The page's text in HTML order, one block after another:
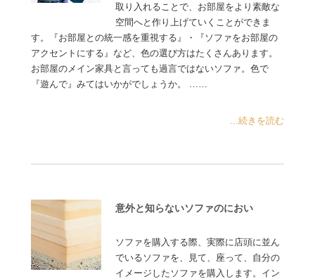
取り入れることで、お部屋をより素敵な
空間へと作り上げていくことができま
す。『お部屋との統一感を重視する』・『ソファをお部屋の
アクセントにする』など、色の選び方はたくさんあります。
お部屋のメイン家具と言っても過言ではないソファ。色で
『遊んで』みてはいかがでしょうか。 ……
...続きを読む
意外と知らないソファのにおい
ソファを購入する際、実際に店頭に並ん
でいるソファを、見て、座って、自分の
イメージしたソファを購入します。イン